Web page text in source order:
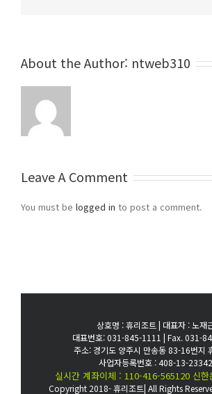
About the Author: ntweb310
Leave A Comment
You must be logged in to post a comment.
상호명 : 휴리조트 | 대표자 : 노재
대표번호: 031-845-1111 | Fax. 031-
주소: 경기도 양주시 만송동 83-16번지
사업자등록번호 : 408-13-23342
실시간 계좌이체 : 110-416-565120 신한
Copyright 2018- 휴리조트| All Rights